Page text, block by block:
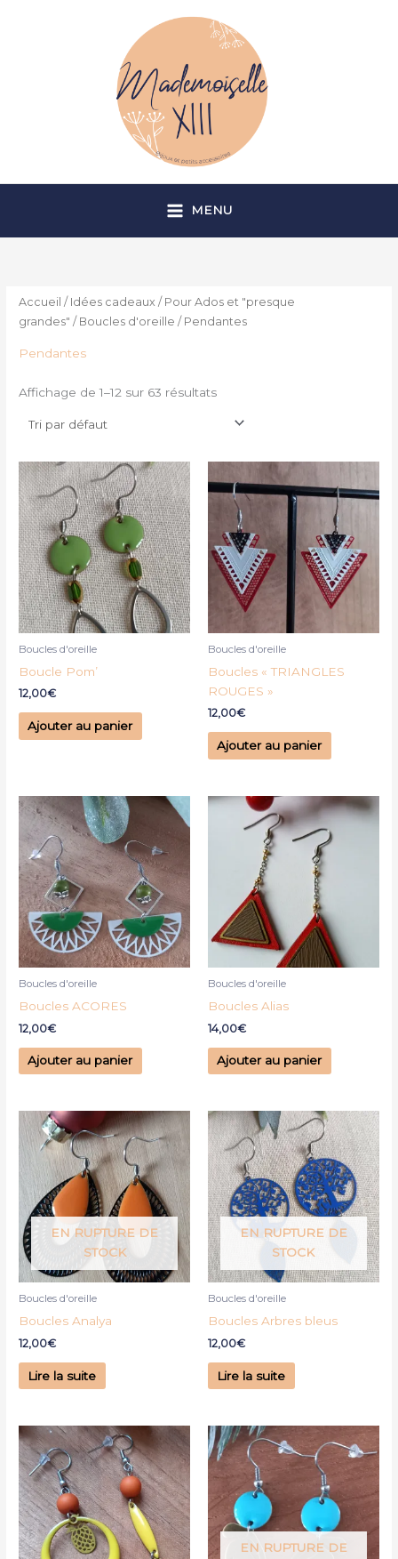
MENU
Accueil / Idées cadeaux / Pour Ados et "presque
grandes" / Boucles d'oreille / Pendantes
Pendantes
Affichage de 1–12 sur 63 résultats
Boucles d'oreille
Boucle Pom’
12,00€
Ajouter au panier
Boucles d'oreille
Boucles « TRIANGLES
ROUGES »
12,00€
Ajouter au panier
Boucles d'oreille
Boucles ACORES
12,00€
Ajouter au panier
Boucles d'oreille
Boucles Alias
14,00€
Ajouter au panier
EN RUPTURE DE
STOCK
Boucles d'oreille
Boucles Analya
12,00€
Lire la suite
EN RUPTURE DE
STOCK
Boucles d'oreille
Boucles Arbres bleus
12,00€
Lire la suite
EN RUPTURE DE